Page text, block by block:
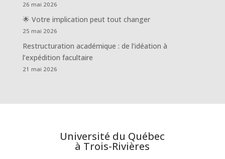
26 mai 2026
🌟 Votre implication peut tout changer
25 mai 2026
Restructuration académique : de l’idéation à
l’expédition facultaire
21 mai 2026
Université du Québec
à Trois-Rivières